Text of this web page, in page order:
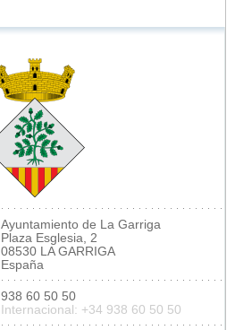
Ayuntamiento de La Garriga
Plaza Esglesia, 2
08530 LA GARRIGA
España
938 60 50 50
Internacional: +34 938 60 50 50